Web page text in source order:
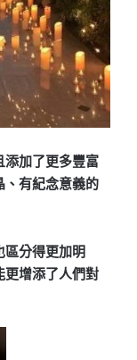
添加了更多豐富
、有紀念意義的
區分得更加明
更增添了人們對